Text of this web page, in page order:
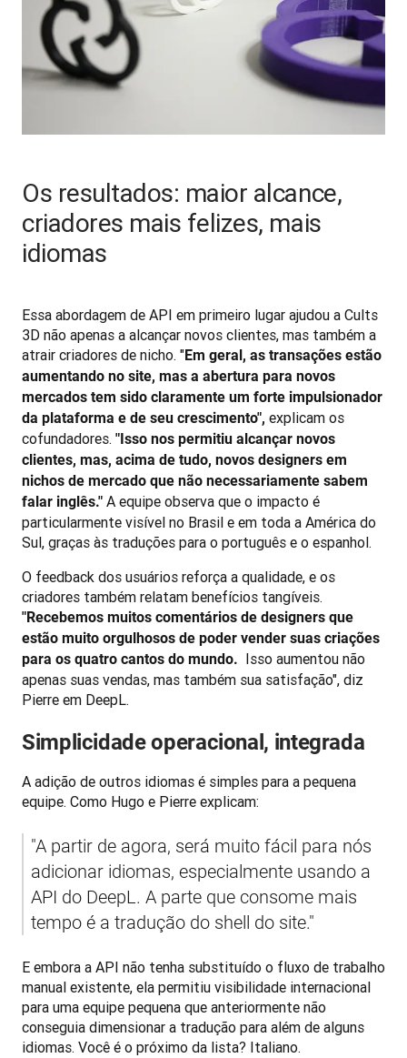
Os resultados: maior alcance,
criadores mais felizes, mais
idiomas
Essa abordagem de API em primeiro lugar ajudou a Cults
3D não apenas a alcançar novos clientes, mas também a
atrair criadores de nicho. "Em geral, as transações estão
aumentando no site, mas a abertura para novos
mercados tem sido claramente um forte impulsionador
da plataforma e de seu crescimento", explicam os
cofundadores. "Isso nos permitiu alcançar novos
clientes, mas, acima de tudo, novos designers em
nichos de mercado que não necessariamente sabem
falar inglês." A equipe observa que o impacto é
particularmente visível no Brasil e em toda a América do
Sul, graças às traduções para o português e o espanhol.
O feedback dos usuários reforça a qualidade, e os
"Recebemos muitos comentários de designers que
estão muito orgulhosos de poder vender suas criações
para os quatro cantos do mundo. Isso aumentou não
apenas suas vendas, mas também sua satisfação", diz
Pierre em DeepL.
Simplicidade operacional, integrada
A adição de outros idiomas é simples para a pequena
equipe. Como Hugo e Pierre explicam:
"A partir de agora, será muito fácil para nós
adicionar idiomas, especialmente usando a
API do DeepL. A parte que consome mais
tempo é a tradução do shell do site."
E embora a API não tenha substituído o fluxo de trabalho
manual existente, ela permitiu visibilidade internacional
para uma equipe pequena que anteriormente não
conseguia dimensionar a tradução para além de alguns
idiomas. Você é o próximo da lista? Italiano.